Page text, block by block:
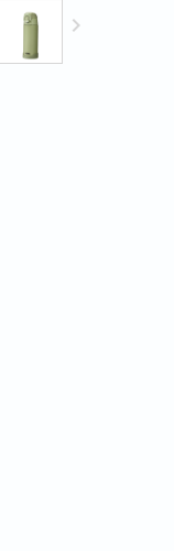
keyboard_arrow_right